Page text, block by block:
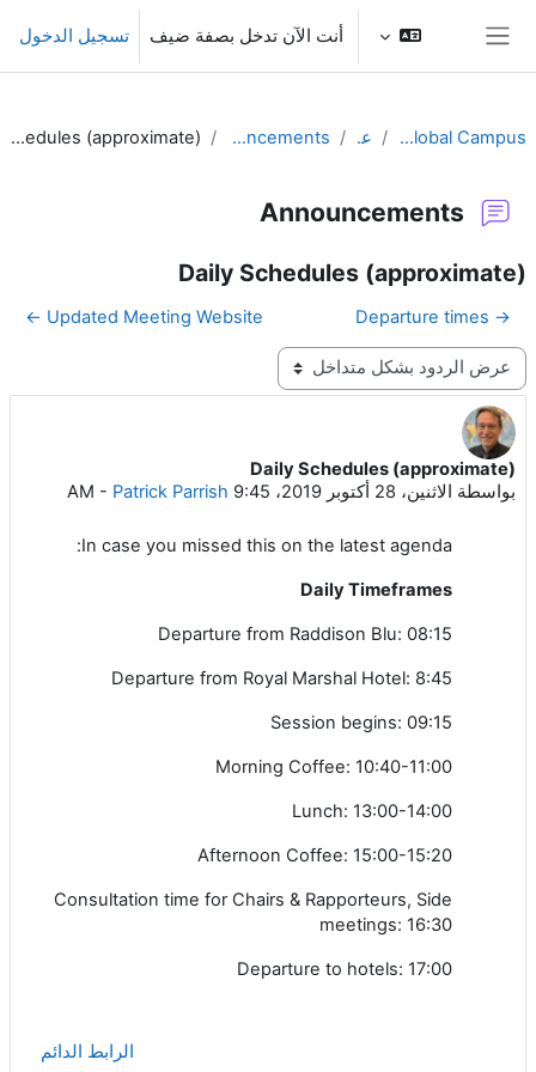
تخطى إلى المحتوى الرئيسي
أنت الآن تدخل بصفة ضيف تسجيل الدخول
RA-I Global Campus عام Announcements
Daily Schedules (approximate)
Announcements
Daily Schedules (approximate)
→ Departure times
Updated Meeting Website ←
نمط العرض
Daily Schedules (approximate)
بواسطة الاثنين، 28 أكتوبر 2019، 9:45 AM - Patrick Parrish
عدد الردود: 0
In case you missed this on the latest agenda:
Daily Timeframes
Departure from Raddison Blu: 08:15
Departure from Royal Marshal Hotel: 8:45
Session begins: 09:15
Morning Coffee: 10:40-11:00
Lunch: 13:00-14:00
Afternoon Coffee: 15:00-15:20
Consultation time for Chairs & Rapporteurs, Side
meetings: 16:30
Departure to hotels: 17:00
الرابط الدائم